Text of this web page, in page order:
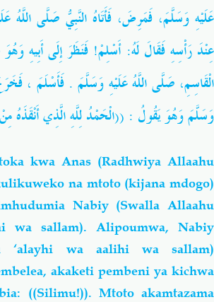
عَلَيْهِ وَسَلَّمَ، فَمَرِضَ، فَأَتَاهُ النَّبِيُّ صَلَّى اللَّهُ
عِنْدَ رَأْسِهِ فَقَالَ لَهُ: أَسْلِمْ! فَنَظَرَ إِلَى أَبِيهِ وَهُوَ
الْقَاسِمِ، صَلَّى اللَّهُ عَلَيْهِ وَسَلَّمَ . فَأَسْلَمَ ،
وَسَلَّمَ وَهُوَ يَقُولُ : ((الْحَمْدُ لِلَّهِ الَّذِي أَنْقَذَهُ مِنْ
kwa Anas (Radhwiya Allaahu
na mtoto (kijana mdogo)
Nabiy (Swalla Allaahu
wa sallam). Alipoumwa, Nabiy
‘alayhi wa aalihi wa sallam)
akaketi pembeni ya kichwa
((Silimu!)). Mtoto akamtazama